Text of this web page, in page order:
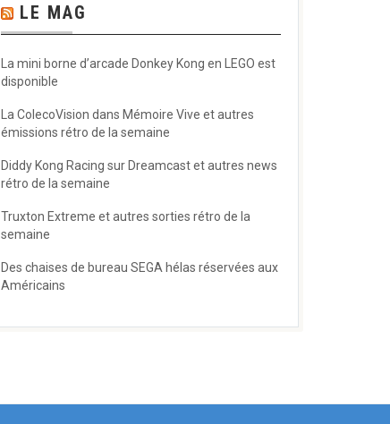
LE MAG
La mini borne d’arcade Donkey Kong en LEGO est
disponible
La ColecoVision dans Mémoire Vive et autres
émissions rétro de la semaine
Diddy Kong Racing sur Dreamcast et autres news
rétro de la semaine
Truxton Extreme et autres sorties rétro de la
semaine
Des chaises de bureau SEGA hélas réservées aux
Américains